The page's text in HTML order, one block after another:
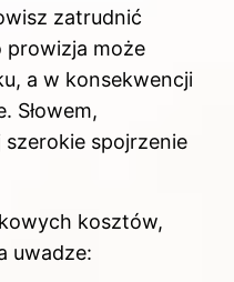
zatrudnić
prowizja może
a w konsekwencji
Słowem,
szerokie spojrzenie
kosztów,
uwadze: